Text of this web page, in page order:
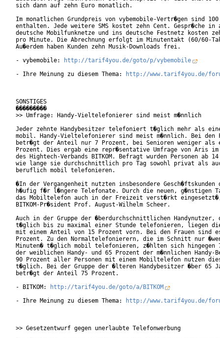
sich dann auf zehn Euro monatlich.
Im monatlichen Grundpreis von vybemobile-Vertr�gen sind 100
enthalten. Jede weitere SMS kostet zehn Cent. Gespr�che in
deutsche Mobilfunknetze und ins deutsche Festnetz kosten
pro Minute. Die Abrechnung erfolgt im Minutentakt (60/60-
Au�erdem haben Kunden zehn Musik-Downloads frei.
- vybemobile:
http://tarif4you.de/goto/p/vybemobile
- Ihre Meinung zu diesem Thema:
http://www.tarif4you.de/
SONSTIGES
���������
>> Umfrage: Handy-Vieltelefonierer sind meist m�nnlich
Jeder zehnte Handybesitzer telefoniert t�glich mehr als
mobil. Handy-Vieltelefonierer sind meist m�nnlich. Bei den
betr�gt der Anteil nur 7 Prozent, bei Senioren weniger als
Prozent. Dies ergab eine repr�sentative Umfrage von Aris
des Hightech-Verbands BITKOM. Befragt wurden Personen ab
wie lange sie durchschnittlich pro Tag sowohl privat als
beruflich mobil telefonieren.
�In der Vergangenheit nutzten insbesondere Gesch�ftskunden
h�ufig f�r l�ngere Telefonate. Durch die neuen, g�nstigen
das Mobiltelefon auch in der Freizeit verst�rkt
BITKOM-Pr�sident Prof. August-Wilhelm Scheer.
Auch in der Gruppe der �berdurchschnittlichen Handynutzer,
t�glich bis zu maximal einer Stunde telefonieren, liegen die
mit einem Anteil von 15 Prozent vorn. Bei den Frauen sind
Prozent. Zu den Normaltelefonierern, die im Schnitt nur
Minuten� t�glich mobil telefonieren, z�hlten sich hingegen
der weiblichen Handy- und 65 Prozent der m�nnlichen Handy-
90 Prozent aller Personen mit einem Mobiltelefon nutzen
t�glich. Bei der Gruppe der �lteren Handybesitzer �ber 65
betr�gt der Anteil 75 Prozent.
- BITKOM:
http://tarif4you.de/goto/a/BITKOM
- Ihre Meinung zu diesem Thema:
http://www.tarif4you.de/
>> Gesetzentwurf gegen unerlaubte Telefonwerbung